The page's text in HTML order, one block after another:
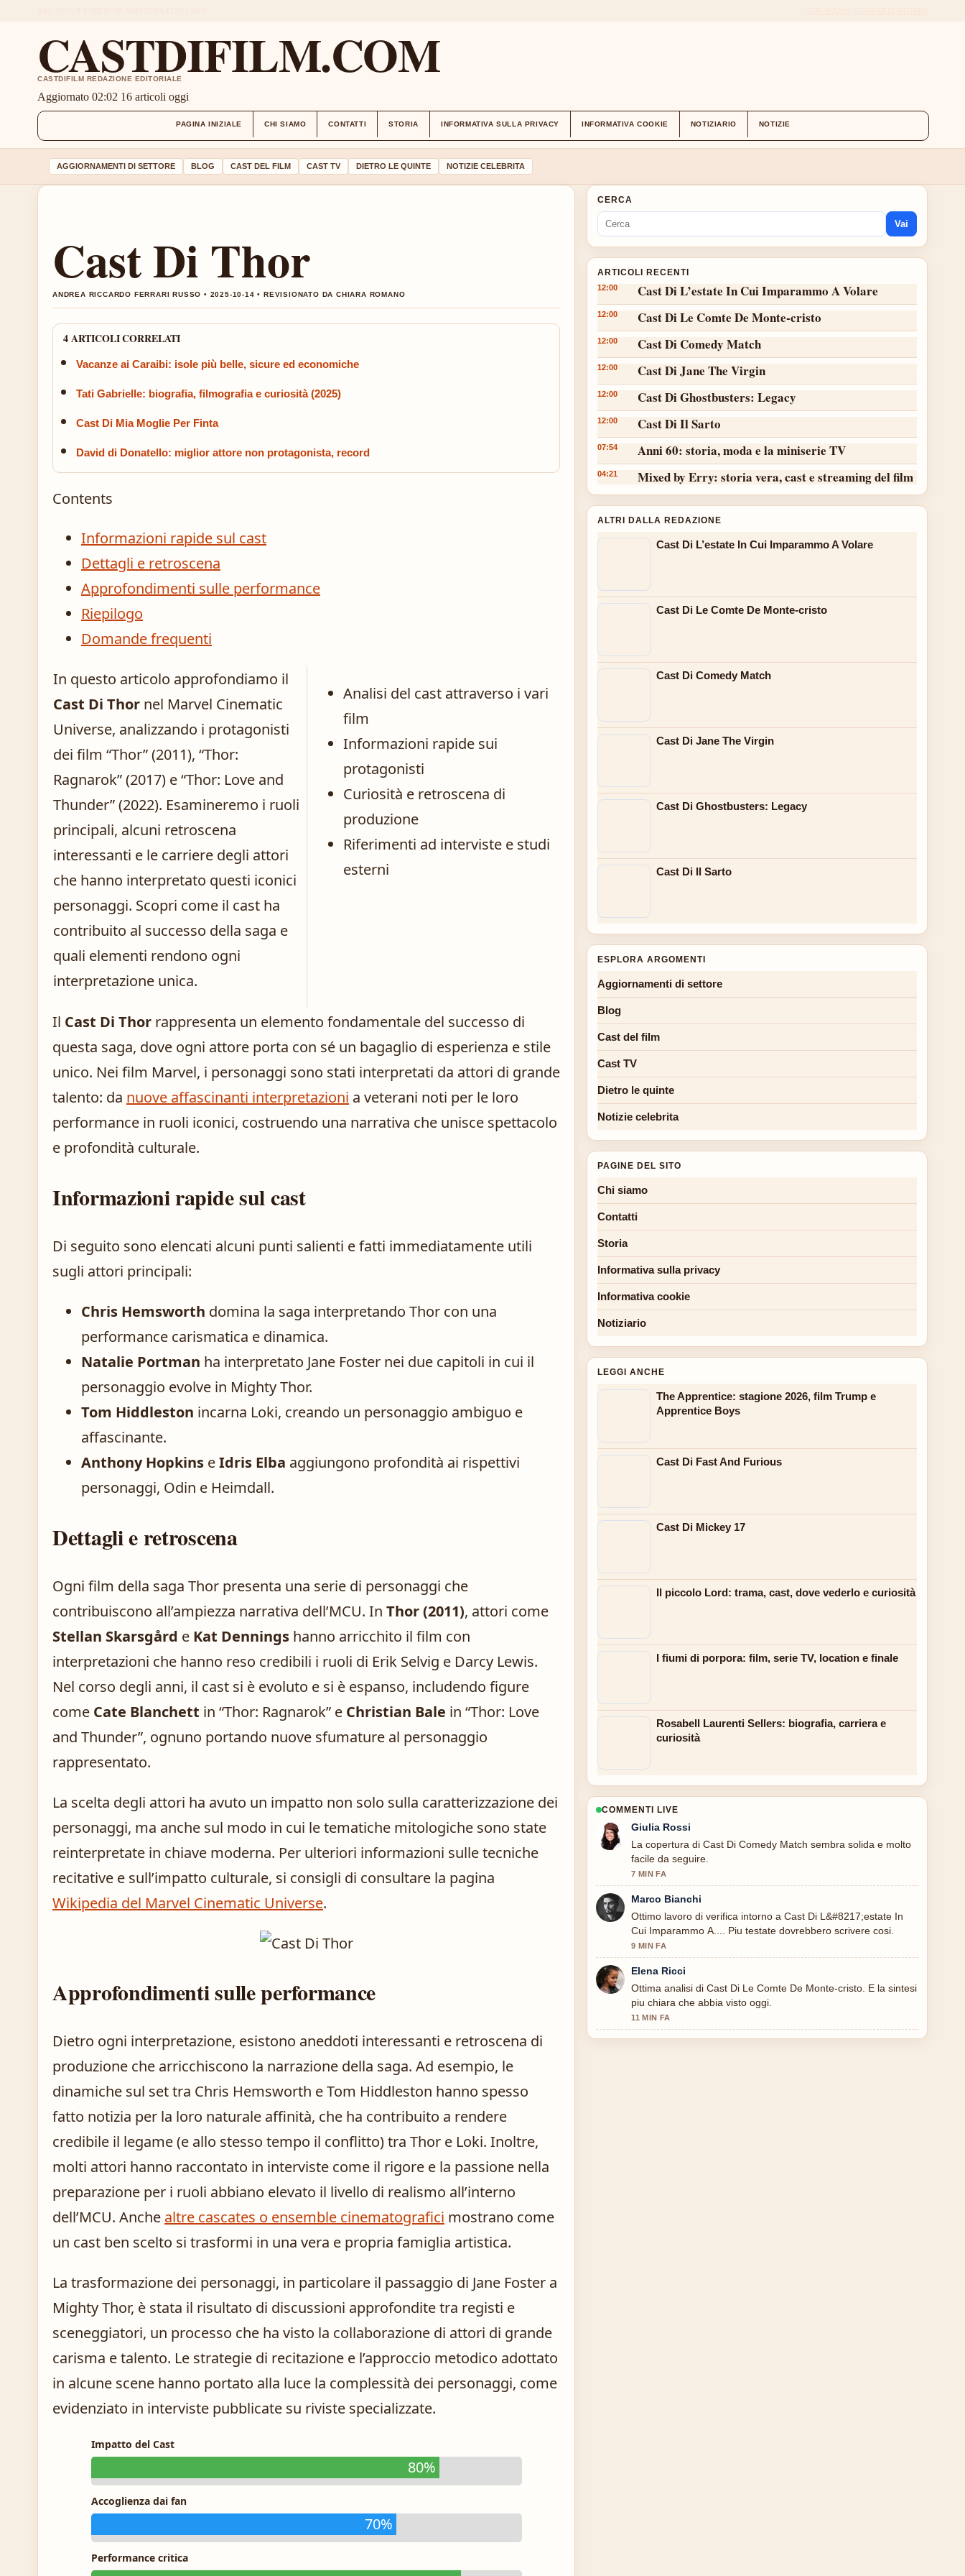
CASTDIFILM.COM
CASTDIFILM REDAZIONE EDITORIALE
Aggiornato 02:02 16 articoli oggi
PAGINA INIZIALE CHI SIAMO CONTATTI STORIA INFORMATIVA SULLA PRIVACY INFORMATIVA COOKIE NOTIZIARIO NOTIZIE
AGGIORNAMENTI DI SETTORE BLOG CAST DEL FILM CAST TV DIETRO LE QUINTE NOTIZIE CELEBRITA
Cast Di Thor
ANDREA RICCARDO FERRARI RUSSO • 2025-10-14 • REVISIONATO DA CHIARA ROMANO
4 ARTICOLI CORRELATI
Vacanze ai Caraibi: isole più belle, sicure ed economiche
Tati Gabrielle: biografia, filmografia e curiosità (2025)
Cast Di Mia Moglie Per Finta
David di Donatello: miglior attore non protagonista, record
Contents
Informazioni rapide sul cast
Dettagli e retroscena
Approfondimenti sulle performance
Riepilogo
Domande frequenti
In questo articolo approfondiamo il
Cast Di Thor nel Marvel Cinematic
Universe, analizzando i protagonisti
dei film “Thor” (2011), “Thor:
Ragnarok” (2017) e “Thor: Love and
Thunder” (2022). Esamineremo i ruoli
principali, alcuni retroscena
interessanti e le carriere degli attori
che hanno interpretato questi iconici
personaggi. Scopri come il cast ha
contribuito al successo della saga e
quali elementi rendono ogni
interpretazione unica.
Analisi del cast attraverso i vari
film
Informazioni rapide sui
protagonisti
Curiosità e retroscena di
produzione
Riferimenti ad interviste e studi
esterni
Il Cast Di Thor rappresenta un elemento fondamentale del successo di
questa saga, dove ogni attore porta con sé un bagaglio di esperienza e stile
unico. Nei film Marvel, i personaggi sono stati interpretati da attori di grande
talento: da nuove affascinanti interpretazioni a veterani noti per le loro
performance in ruoli iconici, costruendo una narrativa che unisce spettacolo
e profondità culturale.
Informazioni rapide sul cast
Di seguito sono elencati alcuni punti salienti e fatti immediatamente utili
sugli attori principali:
Chris Hemsworth domina la saga interpretando Thor con una
performance carismatica e dinamica.
Natalie Portman ha interpretato Jane Foster nei due capitoli in cui il
personaggio evolve in Mighty Thor.
Tom Hiddleston incarna Loki, creando un personaggio ambiguo e
affascinante.
Anthony Hopkins eIdris Elba aggiungono profondità ai rispettivi
personaggi, Odin e Heimdall.
Dettagli e retroscena
Ogni film della saga Thor presenta una serie di personaggi che
contribuiscono all’ampiezza narrativa dell’MCU. In Thor (2011), attori come
Stellan Skarsgård e Kat Dennings hanno arricchito il film con
interpretazioni che hanno reso credibili i ruoli di Erik Selvig e Darcy Lewis.
Nel corso degli anni, il cast si è evoluto e si è espanso, includendo figure
come Cate Blanchett in “Thor: Ragnarok” e Christian Bale in “Thor: Love
and Thunder”, ognuno portando nuove sfumature al personaggio
rappresentato.
La scelta degli attori ha avuto un impatto non solo sulla caratterizzazione dei
personaggi, ma anche sul modo in cui le tematiche mitologiche sono state
reinterpretate in chiave moderna. Per ulteriori informazioni sulle tecniche
recitative e sull’impatto culturale, si consigli di consultare la pagina
Wikipedia del Marvel Cinematic Universe.
Approfondimenti sulle performance
Dietro ogni interpretazione, esistono aneddoti interessanti e retroscena di
produzione che arricchiscono la narrazione della saga. Ad esempio, le
dinamiche sul set tra Chris Hemsworth e Tom Hiddleston hanno spesso
fatto notizia per la loro naturale affinità, che ha contribuito a rendere
credibile il legame (e allo stesso tempo il conflitto) tra Thor e Loki. Inoltre,
molti attori hanno raccontato in interviste come il rigore e la passione nella
preparazione per i ruoli abbiano elevato il livello di realismo all’interno
dell’MCU. Anche altre cascates o ensemble cinematografici mostrano come
un cast ben scelto si trasformi in una vera e propria famiglia artistica.
La trasformazione dei personaggi, in particolare il passaggio di Jane Foster a
Mighty Thor, è stata il risultato di discussioni approfondite tra registi e
sceneggiatori, un processo che ha visto la collaborazione di attori di grande
carisma e talento. Le strategie di recitazione e l’approccio metodico adottato
in alcune scene hanno portato alla luce la complessità dei personaggi, come
evidenziato in interviste pubblicate su riviste specializzate.
Impatto del Cast
80%
Accoglienza dai fan
70%
Performance critica
CERCA
Vai
ARTICOLI RECENTI
12:00 Cast Di L’estate In Cui Imparammo A Volare
12:00 Cast Di Le Comte De Monte-cristo
12:00 Cast Di Comedy Match
12:00 Cast Di Jane The Virgin
12:00 Cast Di Ghostbusters: Legacy
12:00 Cast Di Il Sarto
07:54 Anni 60: storia, moda e la miniserie TV
04:21 Mixed by Erry: storia vera, cast e streaming del film
ALTRI DALLA REDAZIONE
Cast Di L’estate In Cui Imparammo A Volare
Cast Di Le Comte De Monte-cristo
Cast Di Comedy Match
Cast Di Jane The Virgin
Cast Di Ghostbusters: Legacy
Cast Di Il Sarto
ESPLORA ARGOMENTI
Aggiornamenti di settore
Blog
Cast del film
Cast TV
Dietro le quinte
Notizie celebrita
PAGINE DEL SITO
Chi siamo
Contatti
Storia
Informativa sulla privacy
Informativa cookie
Notiziario
LEGGI ANCHE
The Apprentice: stagione 2026, film Trump e
Apprentice Boys
Cast Di Fast And Furious
Cast Di Mickey 17
Il piccolo Lord: trama, cast, dove vederlo e curiosità
I fiumi di porpora: film, serie TV, location e finale
Rosabell Laurenti Sellers: biografia, carriera e
curiosità
COMMENTI LIVE
Giulia Rossi
La copertura di Cast Di Comedy Match sembra solida e molto
facile da seguire.
7 MIN FA
Marco Bianchi
Ottimo lavoro di verifica intorno a Cast Di L&#8217;estate In
Cui Imparammo A.... Piu testate dovrebbero scrivere cosi.
9 MIN FA
Elena Ricci
Ottima analisi di Cast Di Le Comte De Monte-cristo. E la sintesi
piu chiara che abbia visto oggi.
11 MIN FA